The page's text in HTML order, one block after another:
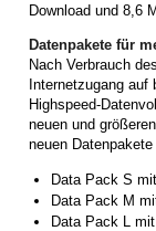
Download und 8,6
Datenpakete für
Nach Verbrauch
Internetzugang
Highspeed-
neuen und
neuen
Data Pack S
Data Pack M
Data Pack L